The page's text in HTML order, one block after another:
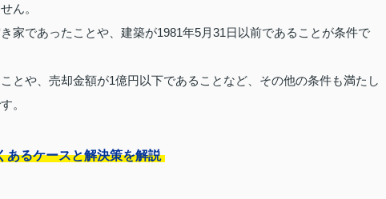
ん。
家であったことや、建築が1981年5月31日以前であることが条件で
とや、売却金額が1億円以下であることなど、その他の条件も満たし
。
あるケースと解決策を解説